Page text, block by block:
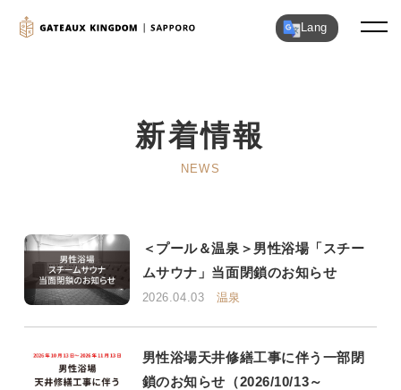
Lang
新着情報
NEWS
＜プール＆温泉＞男性浴場「スチー
ムサウナ」当面閉鎖のお知らせ
2026.04.03 温泉
男性浴場天井修繕工事に伴う一部閉
鎖のお知らせ（2026/10/13～